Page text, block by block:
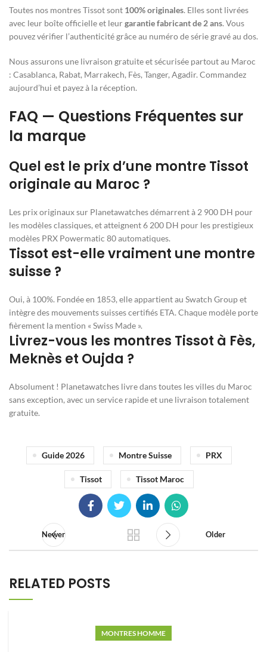
Toutes nos montres Tissot sont 100% originales. Elles sont livrées
avec leur boîte officielle et leurgarantie fabricant de 2 ans. Vous
pouvez vérifier l’authenticité grâce au numéro de série gravé au dos.
Nous assurons une livraison gratuite et sécurisée partout au Maroc
: Casablanca, Rabat, Marrakech, Fès, Tanger, Agadir. Commandez
aujourd’hui et payez à la réception.
FAQ — Questions Fréquentes sur
la marque
Quel est le prix d’une montre Tissot
originale au Maroc ?
Les prix originaux sur Planetawatches démarrent à 2 900 DH pour
les modèles classiques, et atteignent 6 200 DH pour les prestigieux
modèles PRX Powermatic 80 automatiques.
Tissot est-elle vraiment une montre
suisse ?
Oui, à 100%. Fondée en 1853, elle appartient au Swatch Group et
intègre des mouvements suisses certifiés ETA. Chaque modèle porte
fièrement la mention « Swiss Made ».
Livrez-vous les montres Tissot à Fès,
Meknès et Oujda ?
Absolument ! Planetawatches livre dans toutes les villes du Maroc
sans exception, avec un service rapide et une livraison totalement
gratuite.
Guide 2026 Montre Suisse PRX
Tissot Tissot Maroc
Newer Older
RELATED POSTS
MONTRES HOMME